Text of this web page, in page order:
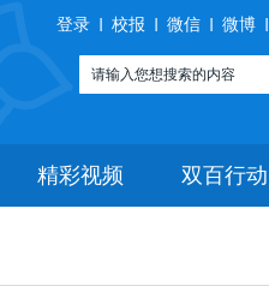
登录 校报 微信 微博
精彩视频 双百行动